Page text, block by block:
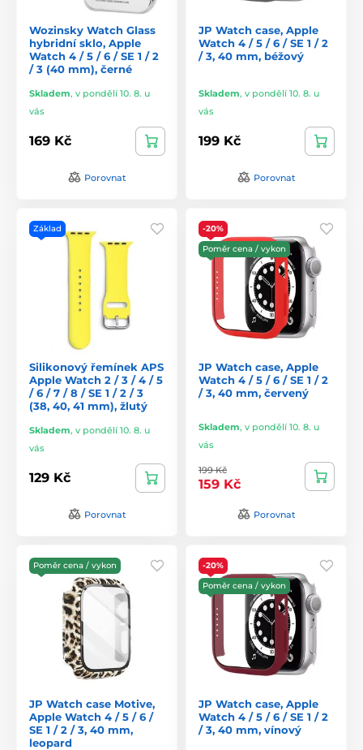
Wozinsky Watch Glass
hybridní sklo, Apple
Watch 4 / 5 / 6 / SE 1 / 2
/ 3 (40 mm), černé
Skladem, v pondělí 10. 8. u
vás
169 Kč
Porovnat
JP Watch case, Apple
Watch 4 / 5 / 6 / SE 1 / 2
/ 3, 40 mm, béžový
Skladem, v pondělí 10. 8. u
vás
199 Kč
Porovnat
Základ
Silikonový řemínek APS
Apple Watch 2 / 3 / 4 / 5
/ 6 / 7 / 8 / SE 1 / 2 / 3
(38, 40, 41 mm), žlutý
Skladem, v pondělí 10. 8. u
vás
129 Kč
Porovnat
-20%
Poměr cena / vykon
JP Watch case, Apple
Watch 4 / 5 / 6 / SE 1 / 2
/ 3, 40 mm, červený
Skladem, v pondělí 10. 8. u
vás
199 Kč
159 Kč
Porovnat
Poměr cena / vykon
JP Watch case Motive,
Apple Watch 4 / 5 / 6 /
SE 1 / 2 / 3, 40 mm,
leopard
-20%
Poměr cena / vykon
JP Watch case, Apple
Watch 4 / 5 / 6 / SE 1 / 2
/ 3, 40 mm, vínový